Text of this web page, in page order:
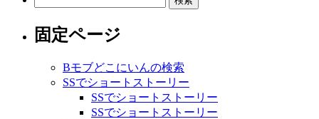
固定ページ
Bモブどこにいんの検索
SSでショートストーリー
SSでショートストーリー
SSでショートストーリー